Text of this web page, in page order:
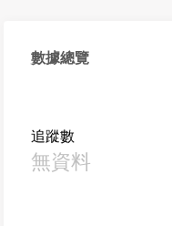
數據總覽
追蹤數
無資料